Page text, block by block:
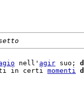
nell' agir suo;
in certi momenti